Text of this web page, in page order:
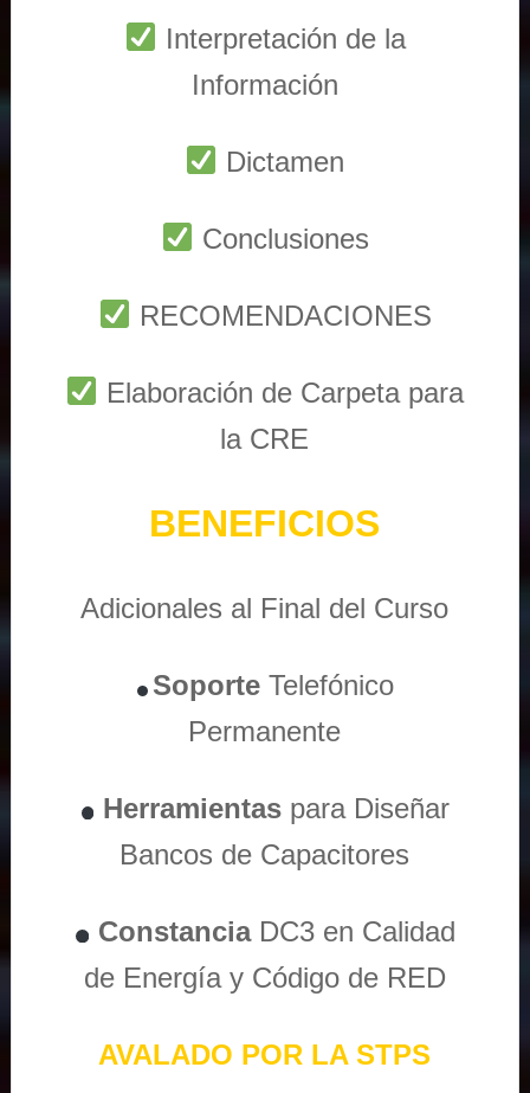
Interpretación de la
Información
Dictamen
Conclusiones
RECOMENDACIONES
Elaboración de Carpeta para
la CRE
BENEFICIOS
Adicionales al Final del Curso
Soporte Telefónico
Permanente
Herramientas para Diseñar
Bancos de Capacitores
ConstanciaDC3 en Calidad
de Energía y Código de RED
AVALADO POR LA STPS